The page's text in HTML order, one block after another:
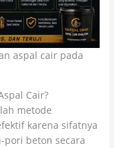
aspal cair pada
Cair?
metode
karena sifatnya
beton secara